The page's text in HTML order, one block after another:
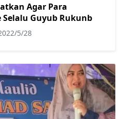
Agar Para
Guyub Rukunb
5/28